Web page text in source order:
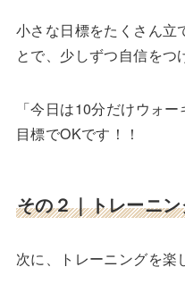
小さな日標をたくさん立
とで、少しずつ自信をつ
「今日は10分だけウォ
目標でOKです！！
その２｜トレーニン
次に、トレーニングを楽